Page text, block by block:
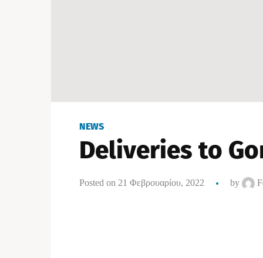
NEWS
Deliveries to
Posted on 21 Φεβρουαρίου, 2022 by